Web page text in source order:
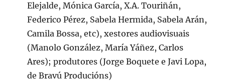
Elejalde, Mónica García, X.A. Touriñán,
Federico Pérez, Sabela Hermida, Sabela Arán,
Camila Bossa, etc), xestores audiovisuais
(Manolo González, María Yáñez, Carlos
Ares); produtores (Jorge Boquete e Javi Lopa,
de Bravú Producións)